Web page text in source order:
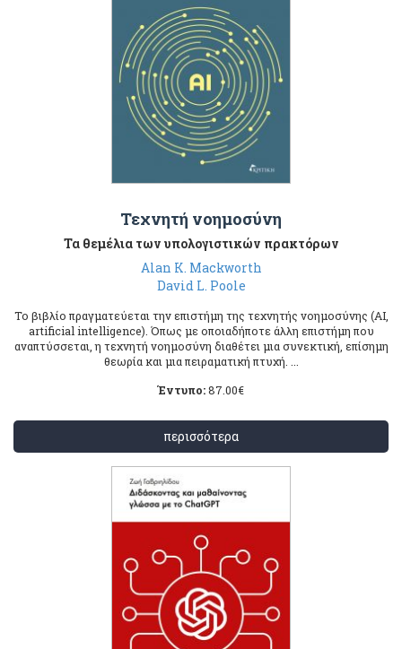
Τεχνητή νοημοσύνη
Τα θεμέλια των υπολογιστικών πρακτόρων
Alan K. Mackworth
David L. Poole
Το βιβλίο πραγματεύεται την επιστήμη της τεχνητής νοημοσύνης (AI,
artificial intelligence). Όπως με οποιαδήποτε άλλη επιστήμη που
αναπτύσσεται, η τεχνητή νοημοσύνη διαθέτει μια συνεκτική, επίσημη
θεωρία και μια πειραματική πτυχή. ...
Έντυπο:87.00€
περισσότερα